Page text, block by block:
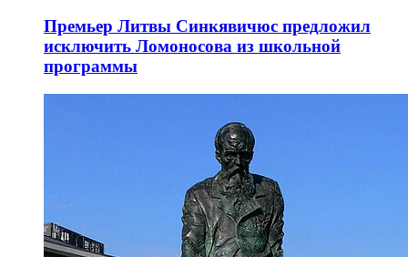
Премьер Литвы Синкявичюс предложил
исключить Ломоносова из школьной
программы